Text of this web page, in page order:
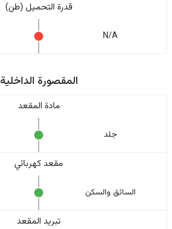
قدرة التحميل (طن)
N/A
المقصورة الداخلية
مادة المقعد
جلد
مقعد كهربائي
السائق والسکن
تبريد المقعد